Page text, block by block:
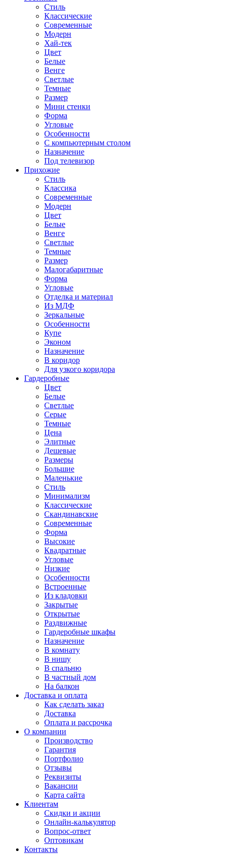
Стиль
Классические
Современные
Модерн
Хай-тек
Цвет
Белые
Венге
Светлые
Темные
Размер
Мини стенки
Форма
Угловые
Особенности
С компьютерным столом
Назначение
Под телевизор
Прихожие
Стиль
Классика
Современные
Модерн
Цвет
Белые
Венге
Светлые
Темные
Размер
Малогабаритные
Форма
Угловые
Отделка и материал
Из МДФ
Зеркальные
Особенности
Купе
Эконом
Назначение
В коридор
Для узкого коридора
Гардеробные
Цвет
Белые
Светлые
Серые
Темные
Цена
Элитные
Дешевые
Размеры
Большие
Маленькие
Стиль
Минимализм
Классические
Скандинавские
Современные
Форма
Высокие
Квадратные
Угловые
Низкие
Особенности
Встроенные
Из кладовки
Закрытые
Открытые
Раздвижные
Гардеробные шкафы
Назначение
В комнату
В нишу
В спальню
В частный дом
На балкон
Доставка и оплата
Как сделать заказ
Доставка
Оплата и рассрочка
О компании
Производство
Гарантия
Портфолио
Отзывы
Реквизиты
Вакансии
Карта сайта
Клиентам
Скидки и акции
Онлайн-калькулятор
Вопрос-ответ
Оптовикам
Контакты